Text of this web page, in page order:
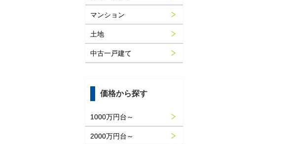
マンション
土地
中古一戸建て
価格から探す
1000万円台～
2000万円台～